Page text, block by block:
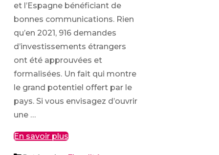
et l’Espagne bénéficiant de
bonnes communications. Rien
qu’en 2021, 916 demandes
d’investissements étrangers
ont été approuvées et
formalisées. Un fait qui montre
le grand potentiel offert par le
pays. Si vous envisagez d’ouvrir
une …
En savoir plus